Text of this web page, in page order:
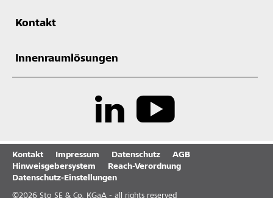
Kontakt
Innenraumlösungen
Kontakt Impressum Datenschutz
AGB
Hinweisgebersystem
Reach-Verordnung
Datenschutz-Einstellungen
©2026 Sto SE & Co. KGaA - all rights reserved